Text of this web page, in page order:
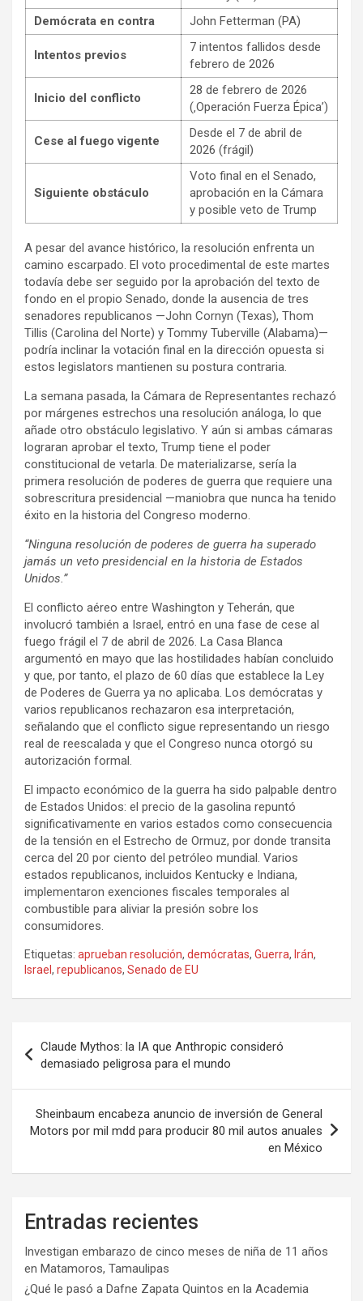
Demócrata en contra
John Fetterman (PA)
Intentos previos
7 intentos fallidos desde
febrero de 2026
Inicio del conflicto
28 de febrero de 2026
(‚Operación Fuerza Épica’)
Cese al fuego vigente
Desde el 7 de abril de
2026 (frágil)
Siguiente obstáculo
Voto final en el Senado,
aprobación en la Cámara
y posible veto de Trump
A pesar del avance histórico, la resolución enfrenta un
camino escarpado. El voto procedimental de este martes
todavía debe ser seguido por la aprobación del texto de
fondo en el propio Senado, donde la ausencia de tres
senadores republicanos —John Cornyn (Texas), Thom
Tillis (Carolina del Norte) y Tommy Tuberville (Alabama)—
podría inclinar la votación final en la dirección opuesta si
estos legislators mantienen su postura contraria.
La semana pasada, la Cámara de Representantes rechazó
por márgenes estrechos una resolución análoga, lo que
añade otro obstáculo legislativo. Y aún si ambas cámaras
lograran aprobar el texto, Trump tiene el poder
constitucional de vetarla. De materializarse, sería la
primera resolución de poderes de guerra que requiere una
sobrescritura presidencial —maniobra que nunca ha tenido
éxito en la historia del Congreso moderno.
“Ninguna resolución de poderes de guerra ha superado
jamás un veto presidencial en la historia de Estados
Unidos.”
El conflicto aéreo entre Washington y Teherán, que
involucró también a Israel, entró en una fase de cese al
fuego frágil el 7 de abril de 2026. La Casa Blanca
argumentó en mayo que las hostilidades habían concluido
y que, por tanto, el plazo de 60 días que establece la Ley
de Poderes de Guerra ya no aplicaba. Los demócratas y
varios republicanos rechazaron esa interpretación,
señalando que el conflicto sigue representando un riesgo
real de reescalada y que el Congreso nunca otorgó su
autorización formal.
El impacto económico de la guerra ha sido palpable dentro
de Estados Unidos: el precio de la gasolina repuntó
significativamente en varios estados como consecuencia
de la tensión en el Estrecho de Ormuz, por donde transita
cerca del 20 por ciento del petróleo mundial. Varios
estados republicanos, incluidos Kentucky e Indiana,
implementaron exenciones fiscales temporales al
combustible para aliviar la presión sobre los
consumidores.
Etiquetas: aprueban resolución, demócratas, Guerra, Irán,
Israel , republicanos, Senado de EU
de
entradas
Claude Mythos: la IA que Anthropic consideró
demasiado peligrosa para el mundo
Sheinbaum encabeza anuncio de inversión de General
Motors por mil mdd para producir 80 mil autos anuales
en México
Entradas recientes
Investigan embarazo de cinco meses de niña de 11 años
en Matamoros, Tamaulipas
¿Qué le pasó a Dafne Zapata Quintos en la Academia